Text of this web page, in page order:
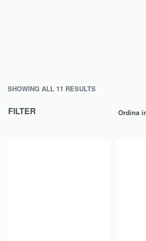
SHOWING ALL 11 RESULTS
Ordina
FILTER